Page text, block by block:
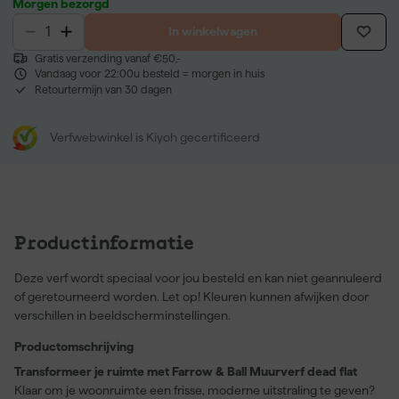
Morgen bezorgd
In winkelwagen
Gratis verzending vanaf €50,-
Vandaag voor 22:00u besteld = morgen in huis
Retourtermijn van 30 dagen
Verfwebwinkel is Kiyoh gecertificeerd
Productinformatie
Deze verf wordt speciaal voor jou besteld en kan niet geannuleerd
of geretourneerd worden. Let op! Kleuren kunnen afwijken door
verschillen in beeldscherminstellingen.
Productomschrijving
Transformeer je ruimte met Farrow & Ball Muurverf dead flat
Klaar om je woonruimte een frisse, moderne uitstraling te geven?